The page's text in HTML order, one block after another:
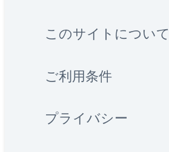
このサイトについて
ご利用条件
プライバシー